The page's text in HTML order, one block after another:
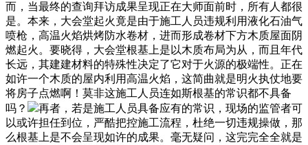
而，当最终的查询拜访成果呈现正在大师面前时，所有人都很
是。本来，大会堂起火竟是由于施工人员违规利用液化石油气
喷枪，高温火焰烘烤防水卷材，进而形成卷材下方木质屋面阴
燃起火。要晓得，大会堂根基上是以木质布局为从，而且年代
长远，其建建材料的特殊性决定了它对于火源的极端性。正在
如许一个木质的屋内利用高温火焰，这简曲就是明火执仗地要
将房子点燃啊！莫非这施工人员连如斯根基的常识都不具备
吗？
再者，若是施工人员具备应有的常识，现场的监管者可
以或许担任到位，严酷把控施工流程，杜绝一切违规操做，那
么根基上是不会呈现如许的成果。毫无疑问，这完完全全就是